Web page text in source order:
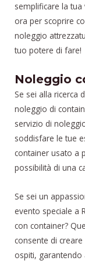
semplificare la
ora per scoprire
noleggio
tuo potere di fare!
Noleggio
Se sei alla ricerca
noleggio di
servizio di
soddisfare le tue
container usato a
possibilità di una
Se sei un
evento speciale a
con container?
consente di
ospiti,